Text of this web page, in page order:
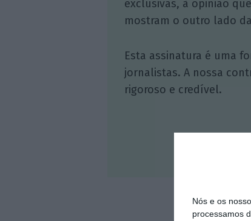
Nós e os
processamos
exclusivas, à opinião
mostram o outro lado
Esta assinatura é uma
jornalistas. A nossa
rigoroso e credível.